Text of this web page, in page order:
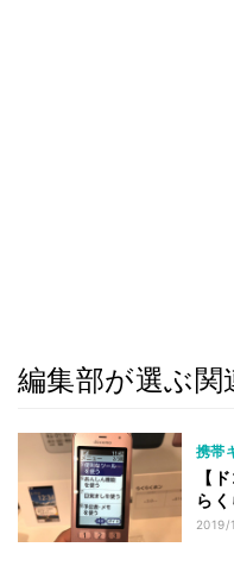
編集部が選ぶ関
携帯
【
ら
2019/